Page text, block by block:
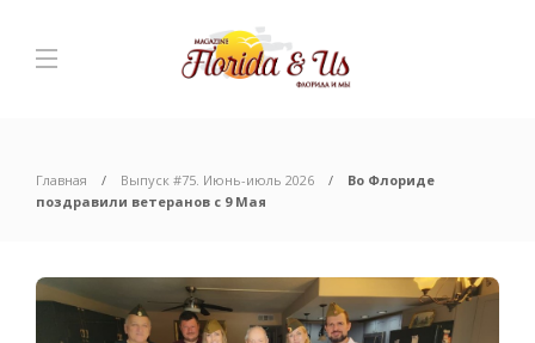
Главная Выпуск #75. Июнь-июль 2026
Во Флориде
поздравили ветеранов с 9 Мая